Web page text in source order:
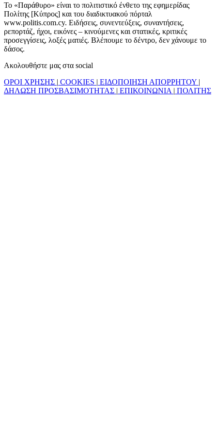
Το «Παράθυρο» είναι το πολιτιστικό ένθετο της εφημερίδας
Πολίτης [Κύπρος] και του διαδικτυακού πόρταλ
www.politis.com.cy. Ειδήσεις, συνεντεύξεις, συναντήσεις,
ρεπορτάζ, ήχοι, εικόνες – κινούμενες και στατικές, κριτικές
προσεγγίσεις, λοξές ματιές. Βλέπουμε το δέντρο, δεν χάνουμε το
δάσος.
Ακολουθήστε μας στα social
ΟΡΟΙ ΧΡΗΣΗΣ | COOKIES | ΕΙΔΟΠΟΙΗΣΗ ΑΠΟΡΡΗΤΟΥ |
ΔΗΛΩΣΗ ΠΡΟΣΒΑΣΙΜΟΤΗΤΑΣ | ΕΠΙΚΟΙΝΩΝΙΑ | ΠΟΛΙΤΗΣ